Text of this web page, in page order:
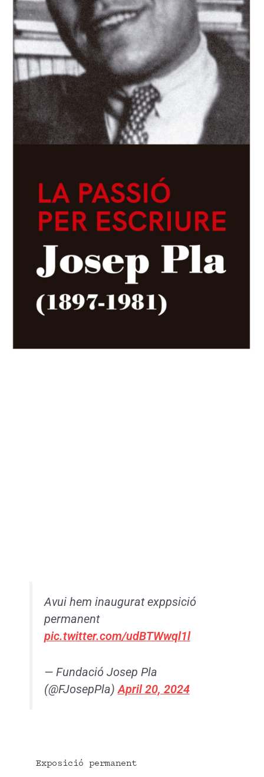
Avui hem inaugurat exppsició
permanent
pic.twitter.com/udBTWwql1l
— Fundació Josep Pla
(@FJosepPla)April 20, 2024
Exposició permanent